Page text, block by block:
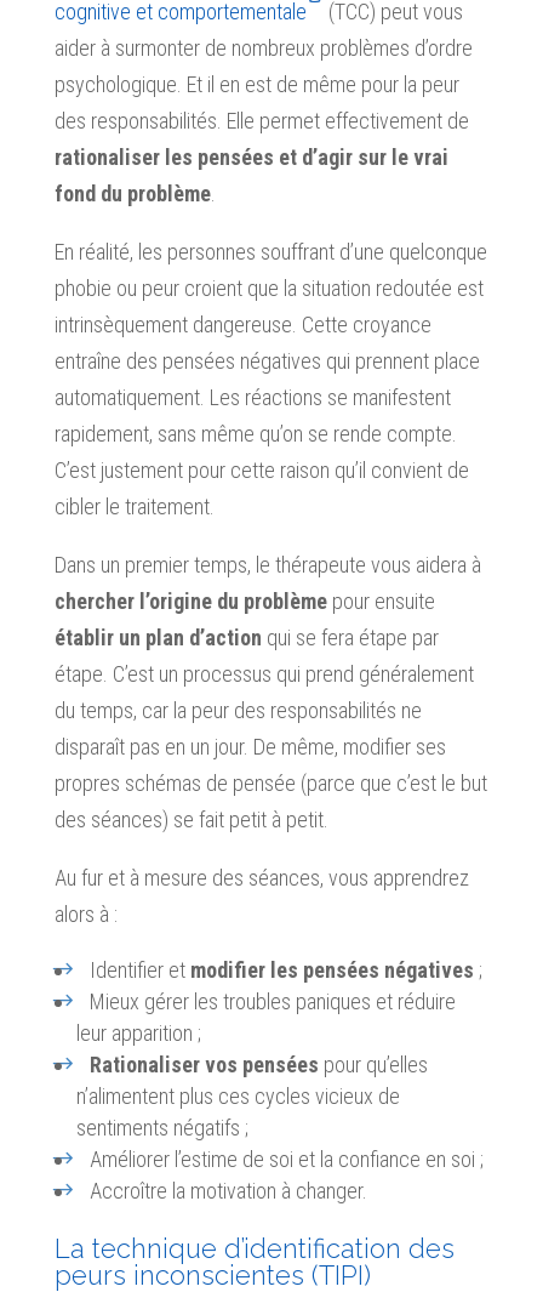
cognitive et comportementale
(TCC) peut vous
aider à surmonter de nombreux problèmes d’ordre
psychologique. Et il en est de même pour la peur
des responsabilités. Elle permet effectivement de
rationaliser les pensées et d’agir sur le vrai
fond du problème.
En réalité, les personnes souffrant d’une quelconque
phobie ou peur croient que la situation redoutée est
intrinsèquement dangereuse. Cette croyance
entraîne des pensées négatives qui prennent place
automatiquement. Les réactions se manifestent
rapidement, sans même qu’on se rende compte.
C’est justement pour cette raison qu’il convient de
cibler le traitement.
Dans un premier temps, le thérapeute vous aidera à
chercher l’origine du problèmepour ensuite
établir un plan d’action qui se fera étape par
étape. C’est un processus qui prend généralement
du temps, car la peur des responsabilités ne
disparaît pas en un jour. De même, modifier ses
propres schémas de pensée (parce que c’est le but
des séances) se fait petit à petit.
Au fur et à mesure des séances, vous apprendrez
alors à :
Identifier et modifier les pensées négatives ;
Mieux gérer les troubles paniques et réduire
leur apparition ;
Rationaliser vos pensées pour qu’elles
n’alimentent plus ces cycles vicieux de
sentiments négatifs ;
Améliorer l’estime de soi et la confiance en soi ;
Accroître la motivation à changer.
La technique d’identification des
peurs inconscientes (TIPI)